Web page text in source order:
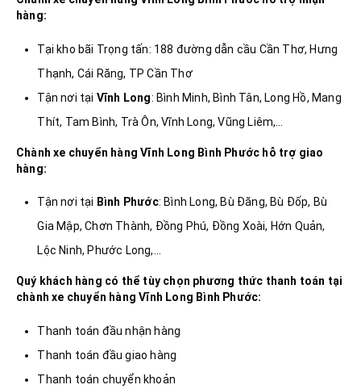
hàng:
Tại kho bãi Trọng tấn: 188 đường dẫn cầu Cần Thơ, Hưng
Thạnh, Cái Răng, TP Cần Thơ
Tận nơi tại Vĩnh Long: Bình Minh, Bình Tân, Long Hồ, Mang
Thít, Tam Bình, Trà Ôn, Vĩnh Long, Vũng Liêm,…
Chành xe chuyển hàng Vĩnh Long Bình Phước hỗ trợ giao
hàng:
Tận nơi tại Bình Phước: Bình Long, Bù Đăng, Bù Đốp, Bù
Gia Mập, Chơn Thành, Đồng Phú, Đồng Xoài, Hớn Quản,
Lộc Ninh, Phước Long,…
Quý khách hàng có thể tùy chọn phương thức thanh toán tại
chành xe chuyển hàng Vĩnh Long Bình Phước:
Thanh toán đầu nhận hàng
Thanh toán đầu giao hàng
Thanh toán chuyển khoản